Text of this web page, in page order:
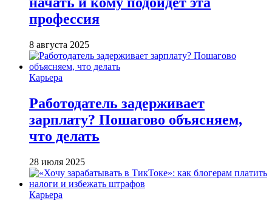
профессия
8 августа 2025
Карьера
Работодатель задерживает
зарплату? Пошагово объясняем,
что делать
28 июля 2025
Карьера